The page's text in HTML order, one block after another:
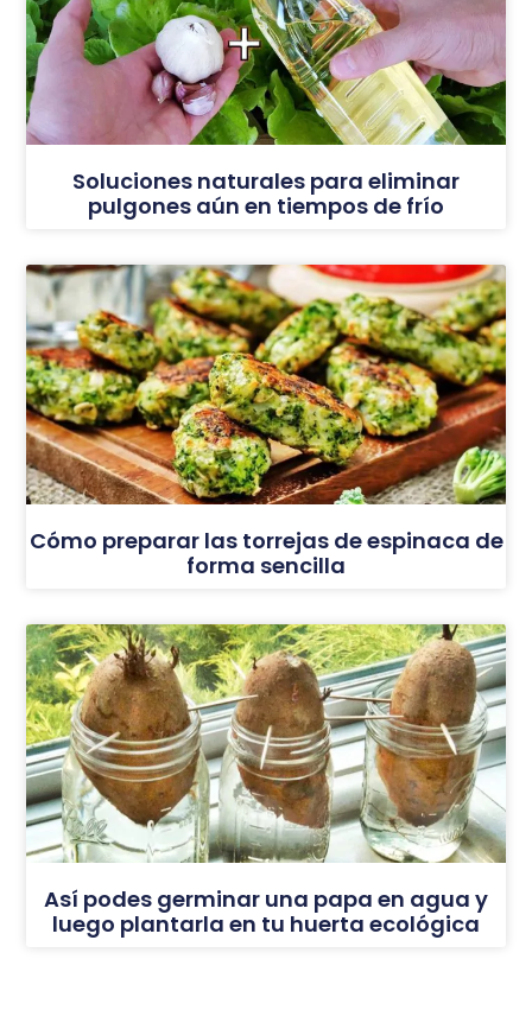
Soluciones naturales para eliminar
pulgones aún en tiempos de frío
Cómo preparar las torrejas de espinaca de
forma sencilla
Así podes germinar una papa en agua y
luego plantarla en tu huerta ecológica